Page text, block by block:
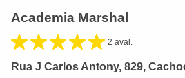
Academia Marshal
2 aval.
Rua J Carlos Antony, 829,